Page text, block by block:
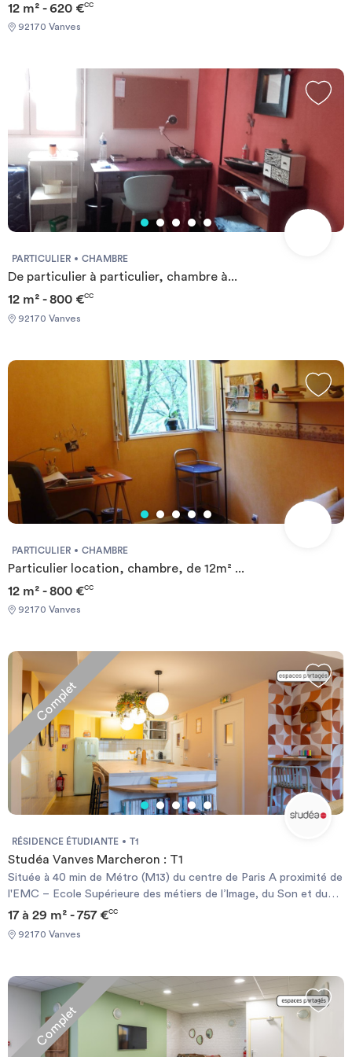
12 m² - 620 €CC
92170 Vanves
PARTICULIER CHAMBRE
De particulier à particulier, chambre à...
12 m² - 800 €CC
92170 Vanves
PARTICULIER CHAMBRE
Particulier location, chambre, de 12m² ...
12 m² - 800 €CC
92170 Vanves
Complet
RÉSIDENCE ÉTUDIANTE T1
Studéa Vanves Marcheron : T1
Située à 40 min de Métro (M13) du centre de Paris A proximité de
l'EMC – Ecole Supérieure des métiers de l’Image, du Son et du
Multimédia, de l'Université Paris Descartes, de l'E.N.S.A.E, du
CFA ISIFA et de l'EFACI A quelques minutes à pieds du Métro
M13 Commerces alimentaire à proximité de la résidence LES +
accès sécurisé...) Présence d'un responsable de résidence
Permanence assurée en cas d’urgence les soirs, week-ends et
jours fériés Accès offert à une application de révisions scolaires
premium** Consultations gratuites en visio avec des
psychologues (septembre à juin) Application sport & nutrition
17 à 29 m² - 757 €CC
92170 Vanves
Complet